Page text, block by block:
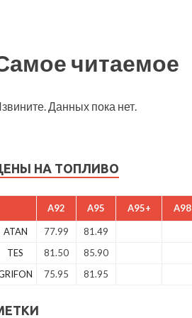
читаемое
Данных пока нет.
НА ТОПЛИВО
A92 A95 A95+ A98
ATAN 77.99 81.49
TES
81.50 85.90
75.95 81.95